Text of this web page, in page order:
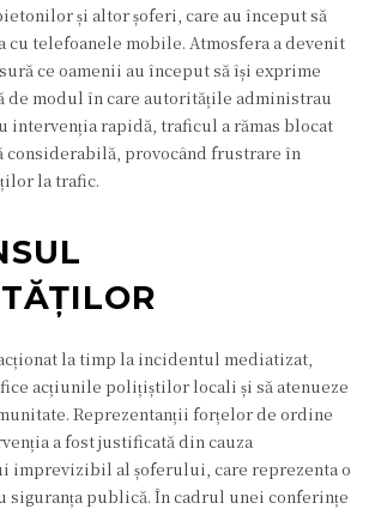
și altor șoferi, care au început să
cu telefoanele mobile. Atmosfera a devenit
ce oamenii au început să își exprime
de modul în care autoritățile administrau
intervenția rapidă, traficul a rămas blocat
considerabilă, provocând frustrare în
la trafic.
la timp la incidentul mediatizat,
acțiunile polițiștilor locali și să atenueze
Reprezentanții forțelor de ordine
a fost justificată din cauza
imprevizibil al șoferului, care reprezenta o
siguranța publică. În cadrul unei conferințe